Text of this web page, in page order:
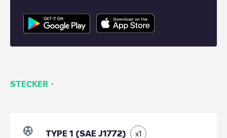
STECKER ·
TYPE 1 (SAE J1772) x1